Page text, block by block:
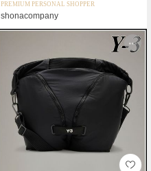
PREMIUM PERSONAL SHOPPER
shonacompany